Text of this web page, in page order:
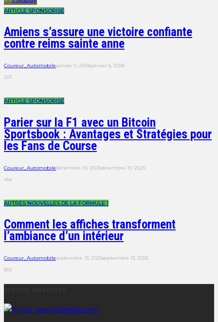
ARTICLE SPONSORISÉ
Amiens s’assure une victoire confiante
contre reims sainte anne
Coureur_Automobilejanvier 5, 2026janvier 5, 2026
257
ARTICLE SPONSORISÉ
Parier sur la F1 avec un Bitcoin
Sportsbook : Avantages et Stratégies pour
les Fans de Course
Coureur_Automobiledécembre 10, 2025décembre 10, 2025
454
AUTRES NOUVELLES DE LA FORMULE 1
Comment les affiches transforment
l’ambiance d’un intérieur
Coureur_Automobileseptembre 13, 2025septembre 13, 2025
853